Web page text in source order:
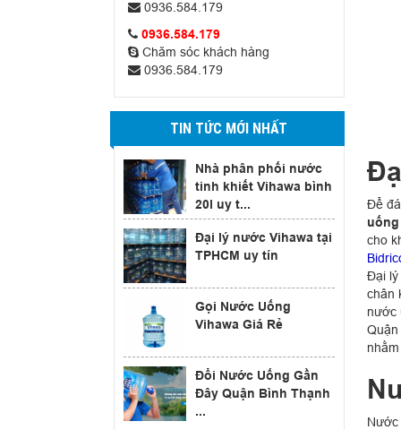
0936.584.179
0936.584.179
Chăm sóc khách hàng
0936.584.179
TIN TỨC MỚI NHẤT
Nhà phân phối nước
tinh khiết Vihawa bình
20l uy t...
Đại lý nước Vihawa tại
TPHCM uy tín
Gọi Nước Uống
Vihawa Giá Rẻ
Đổi Nước Uống Gần
Đây Quận Bình Thạnh
...
Để
cho
Đại lý
chân
nước
Nước